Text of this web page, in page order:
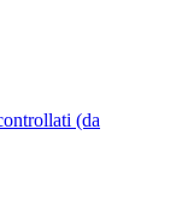
(da